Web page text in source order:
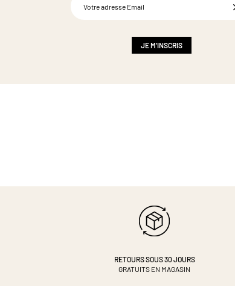
JE M'INSCRIS
RETOURS SOUS 30 JOURS
GRATUITS EN MAGASIN